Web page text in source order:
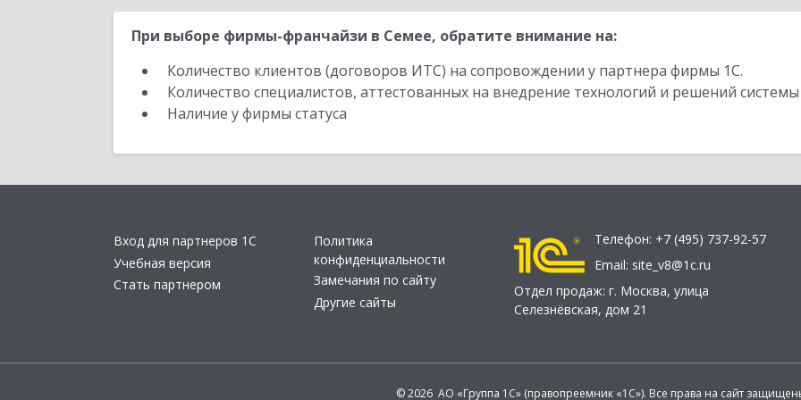
При выборе фирмы-франчайзи в Семее, обратите внимание на:
Количество клиентов (договоров ИТС) на сопровождении у партнера фирмы 1С.
Количество специалистов, аттестованных на внедрение технологий и решений
Наличие у фирмы статуса
Вход для партнеров 1С
Учебная версия
Стать партнером
Политика
конфиденциальности
Замечания по сайту
Другие сайты
Телефон: +7 (495) 737-92-57
Email: site_v8@1c.ru
Отдел продаж: г. Москва, улица
Селезнёвская, дом 21
© 2026 АО «Группа 1С» (правопреемник «1С»). Все права на сайт